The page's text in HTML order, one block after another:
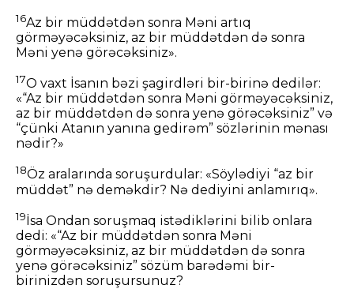
16Az bir müddətdən sonra Məni artıq
görməyəcəksiniz, az bir müddətdən də sonra
Məni yenə görəcəksiniz».
17O vaxt İsanın bəzi şagirdləri bir-birinə dedilər:
«“Az bir müddətdən sonra Məni görməyəcəksiniz,
az bir müddətdən də sonra yenə görəcəksiniz” və
“çünki Atanın yanına gedirəm” sözlərinin mənası
nədir?»
18Öz aralarında soruşurdular: «Söylədiyi “az bir
müddət” nə deməkdir? Nə dediyini anlamırıq».
19İsa Ondan soruşmaq istədiklərini bilib onlara
dedi: «“Az bir müddətdən sonra Məni
görməyəcəksiniz, az bir müddətdən də sonra
yenə görəcəksiniz” sözüm barədəmi bir-
birinizdən soruşursunuz?